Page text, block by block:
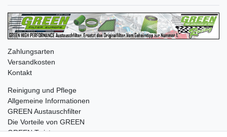
Zahlungsarten
Versandkosten
Kontakt
Reinigung und Pflege
Allgemeine Informationen
GREEN Austauschfilter
Die Vorteile von GREEN
GREEN Twister